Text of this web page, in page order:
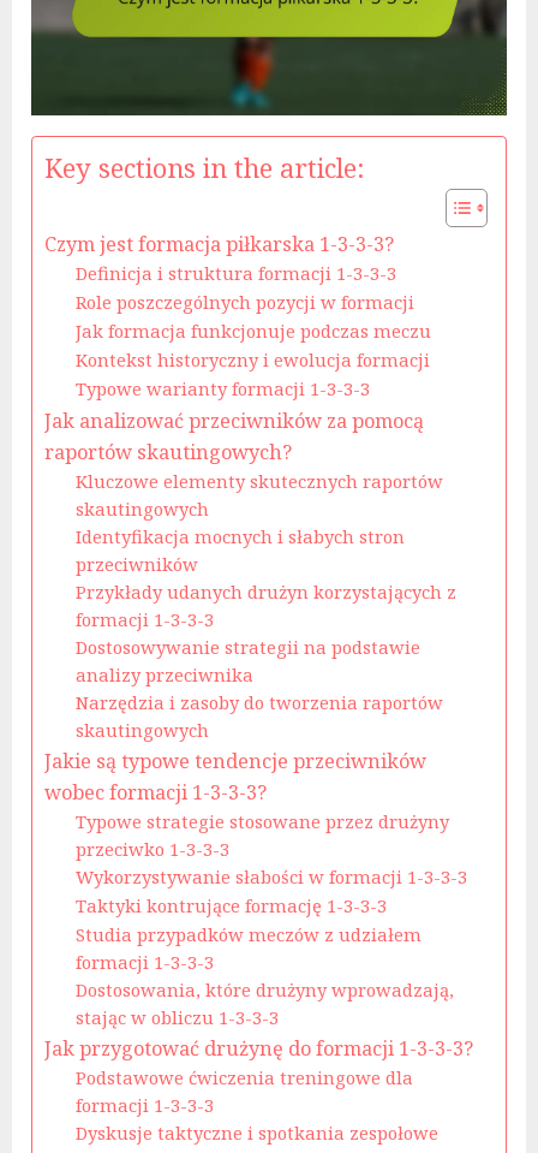
Key sections in the article:
Czym jest formacja piłkarska 1-3-3-3?
Definicja i struktura formacji 1-3-3-3
Role poszczególnych pozycji w formacji
Jak formacja funkcjonuje podczas meczu
Kontekst historyczny i ewolucja formacji
Typowe warianty formacji 1-3-3-3
Jak analizować przeciwników za pomocą
raportów skautingowych?
Kluczowe elementy skutecznych raportów
skautingowych
Identyfikacja mocnych i słabych stron
przeciwników
Przykłady udanych drużyn korzystających z
formacji 1-3-3-3
Dostosowywanie strategii na podstawie
analizy przeciwnika
Narzędzia i zasoby do tworzenia raportów
skautingowych
Jakie są typowe tendencje przeciwników
wobec formacji 1-3-3-3?
Typowe strategie stosowane przez drużyny
przeciwko 1-3-3-3
Wykorzystywanie słabości w formacji 1-3-3-3
Taktyki kontrujące formację 1-3-3-3
Studia przypadków meczów z udziałem
formacji 1-3-3-3
Dostosowania, które drużyny wprowadzają,
stając w obliczu 1-3-3-3
Jak przygotować drużynę do formacji 1-3-3-3?
Podstawowe ćwiczenia treningowe dla
formacji 1-3-3-3
Dyskusje taktyczne i spotkania zespołowe